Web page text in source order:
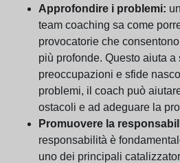
Approfondire i problemi:
team coaching sa come
provocatorie che
più profonde. Questo aiuta a
preoccupazioni e sfide
problemi, il coach può
ostacoli e ad adeguare la
Promuovere la
responsabilità è
uno dei principali